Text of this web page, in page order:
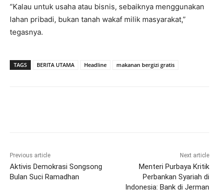
“Kalau untuk usaha atau bisnis, sebaiknya menggunakan
lahan pribadi, bukan tanah wakaf milik masyarakat,”
tegasnya.
TAGS BERITA UTAMA Headline makanan bergizi gratis
Previous article
Aktivis Demokrasi Songsong
Bulan Suci Ramadhan
Next article
Menteri Purbaya Kritik
Perbankan Syariah di
Indonesia: Bank di Jerman